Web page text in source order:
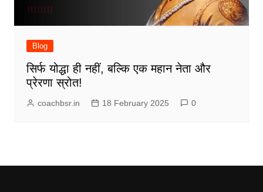
Blog
सिर्फ योद्धा ही नहीं, बल्कि एक महान नेता और
प्रेरणा स्रोत!
coachbsr.in 18 February 2025 0